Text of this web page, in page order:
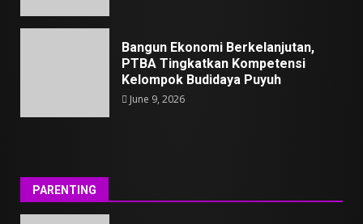
Bangun Ekonomi Berkelanjutan,
PTBA Tingkatkan Kompetensi
Kelompok Budidaya Puyuh
June 9, 2026
PARENTING